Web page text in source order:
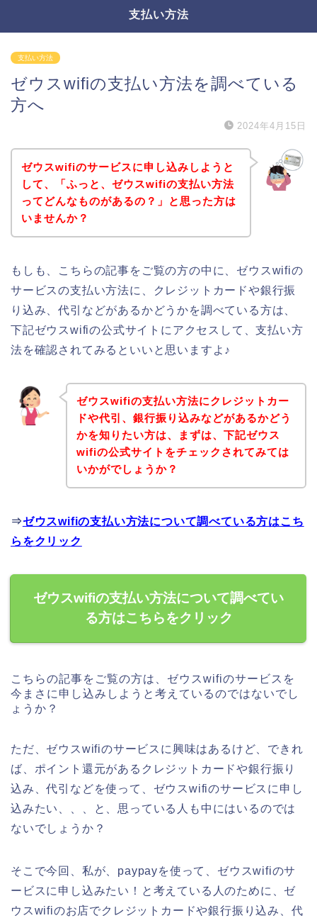
支払い方法
支払い方法
ゼウスwifiの支払い方法を調べている
方へ
2024年4月15日
ゼウスwifiのサービスに申し込みしようと
して、「ふっと、ゼウスwifiの支払い方法
ってどんなものがあるの？」と思った方は
いませんか？
もしも、こちらの記事をご覧の方の中に、ゼウスwifiの
サービスの支払い方法に、クレジットカードや銀行振
り込み、代引などがあるかどうかを調べている方は、
下記ゼウスwifiの公式サイトにアクセスして、支払い方
法を確認されてみるといいと思いますよ♪
ゼウスwifiの支払い方法にクレジットカー
ドや代引、銀行振り込みなどがあるかどう
かを知りたい方は、まずは、下記ゼウス
wifiの公式サイトをチェックされてみては
いかがでしょうか？
⇒ゼウスwifiの支払い方法について調べている方はこち
らをクリック
ゼウスwifiの支払い方法について調べてい
る方はこちらをクリック
こちらの記事をご覧の方は、ゼウスwifiのサービスを
今まさに申し込みしようと考えているのではないでし
ょうか？
ただ、ゼウスwifiのサービスに興味はあるけど、できれ
ば、ポイント還元があるクレジットカードや銀行振り
込み、代引などを使って、ゼウスwifiのサービスに申し
込みたい、、、と、思っている人も中にはいるのでは
ないでしょうか？
そこで今回、私が、paypayを使って、ゼウスwifiのサ
ービスに申し込みたい！と考えている人のために、ゼ
ウスwifiのお店でクレジットカードや銀行振り込み、代